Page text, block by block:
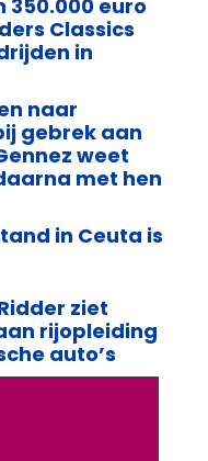
350.000 euro
Classics
in
naar
gebrek aan
weet
met hen
in Ceuta is
ziet
rijopleiding
auto’s